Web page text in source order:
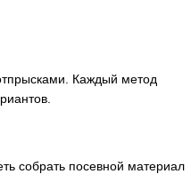
Каждый метод
собрать посевной материал